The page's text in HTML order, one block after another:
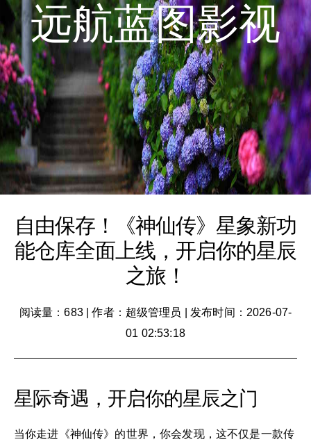
远航蓝图影视
自由保存！《神仙传》星象新功
能仓库全面上线，开启你的星辰
之旅！
阅读量：683|作者：超级管理员
发布时间：2026-07-
01 02:53:18
星际奇遇，开启你的星辰之门
当你走进《神仙传》的世界，你会发现，这不仅是一款传